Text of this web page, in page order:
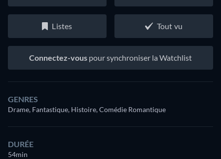
Listes Tout vu
Connectez-vous pour synchroniser la Watchlist
GENRES
Drame, Fantastique, Histoire, Comédie Romantique
DURÉE
54min